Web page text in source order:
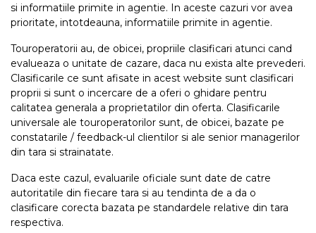
si informatiile primite in agentie. In aceste cazuri vor avea
prioritate, intotdeauna, informatiile primite in agentie.
Touroperatorii au, de obicei, propriile clasificari atunci cand
evalueaza o unitate de cazare, daca nu exista alte prevederi.
Clasificarile ce sunt afisate in acest website sunt clasificari
proprii si sunt o incercare de a oferi o ghidare pentru
calitatea generala a proprietatilor din oferta. Clasificarile
universale ale touroperatorilor sunt, de obicei, bazate pe
constatarile / feedback-ul clientilor si ale senior managerilor
din tara si strainatate.
Daca este cazul, evaluarile oficiale sunt date de catre
autoritatile din fiecare tara si au tendinta de a da o
clasificare corecta bazata pe standardele relative din tara
respectiva.